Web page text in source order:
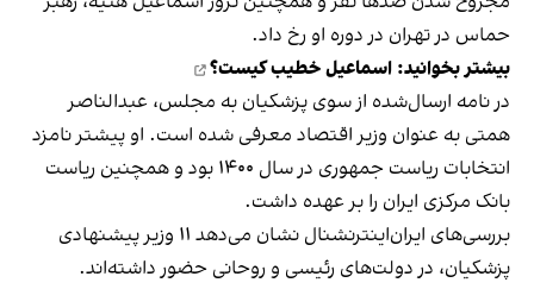
حماس در تهران در دوره او رخ داد.
بیشتر بخوانید: اسماعیل خطیب کیست؟
در نامه ارسال‌شده از سوی پزشکیان به مجلس، عبدالناصر
همتی به عنوان وزیر اقتصاد معرفی شده است. او پیشتر نامزد
انتخابات ریاست جمهوری در سال ۱۴۰۰ بود و همچنین ریاست
بانک مرکزی ایران را بر عهده داشت.
بررسی‌های ایران‌اینترنشنال نشان می‌دهد ۱۱ وزیر پیشنهادی
پزشکیان، در دولت‌های رئیسی و روحانی حضور داشته‌اند.